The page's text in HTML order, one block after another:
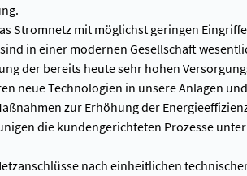
Stromnetz mit möglichst geringen
in einer modernen Gesellschaft
der bereits heute sehr hohen
neue Technologien in unsere Anlagen
zur Erhöhung der
die kundengerichteten Prozesse
nach einheitlichen